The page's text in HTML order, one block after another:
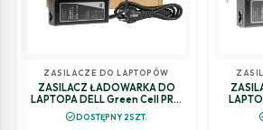
ZASILACZE DO LAPTOPÓW
ZASILACZ ŁADOWARKA DO
LAPTOPA DELL Green Cell PRO
AD07AP 19,5V 3,34A 65W
7,4mm/5,0mm
check_circleDOSTĘPNY 2SZT.